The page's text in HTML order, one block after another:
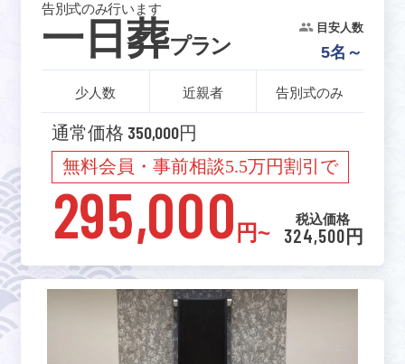
告別式のみ行います
一日葬プラン
目安人数
5名～
少人数 近親者 告別式のみ
通常価格 350,000円
無料会員・事前相談5.5万円割引で
295,000 円~
税込価格
324,500円